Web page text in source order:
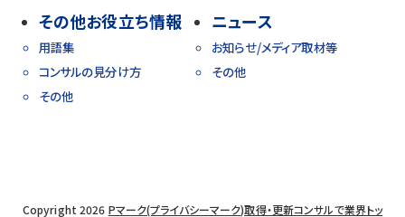
その他お役立ち情報
用語集
コンサルの見分け方
その他
ニュース
お知らせ/メディア取材等
その他
Copyright 2026 Pマーク(プライバシーマーク)取得・更新コンサルで業界トッ